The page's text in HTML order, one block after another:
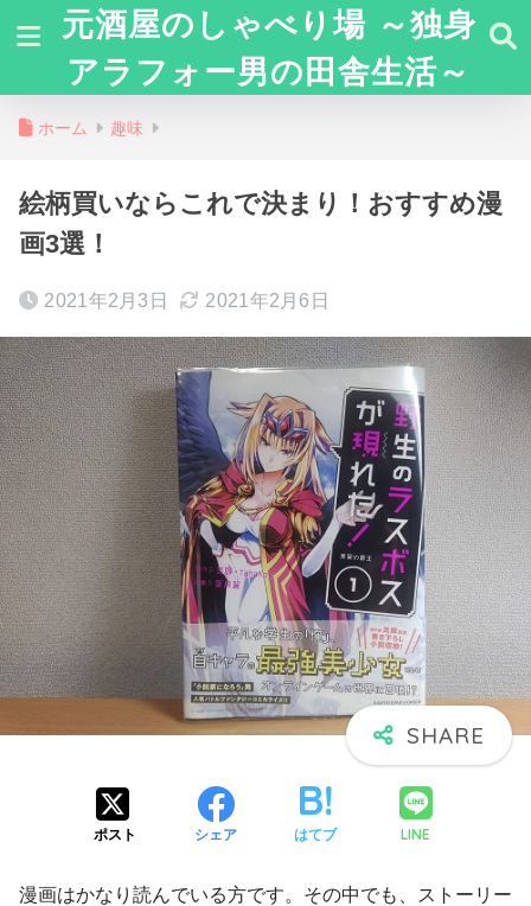
元酒屋のしゃべり場 ～独身
アラフォー男の田舎生活～
ホーム 趣味
絵柄買いならこれで決まり！おすすめ漫
画3選！
2021年2月3日 2021年2月6日
ポスト シェア はてブ LINE
漫画はかなり読んでいる方です。その中でも、ストーリー